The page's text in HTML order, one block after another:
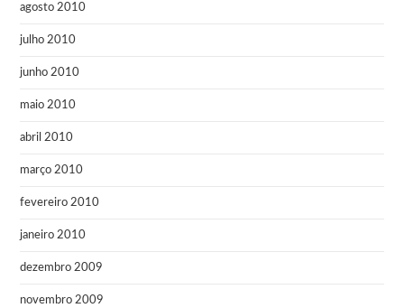
agosto 2010
julho 2010
junho 2010
maio 2010
abril 2010
março 2010
fevereiro 2010
janeiro 2010
dezembro 2009
novembro 2009